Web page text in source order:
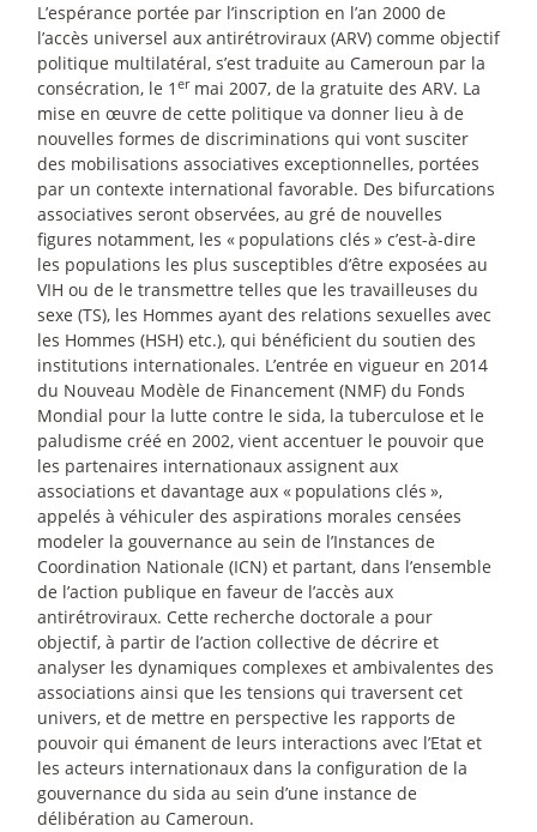
L’espérance portée par l’inscription en l’an 2000 de
l’accès universel aux antirétroviraux (ARV) comme objectif
politique multilatéral, s’est traduite au Cameroun par la
consécration, le 1 ermai 2007, de la gratuite des ARV. La
mise en œuvre de cette politique va donner lieu à de
nouvelles formes de discriminations qui vont susciter
des mobilisations associatives exceptionnelles, portées
par un contexte international favorable. Des bifurcations
associatives seront observées, au gré de nouvelles
figures notamment, les « populations clés » c’est-à-dire
les populations les plus susceptibles d’être exposées au
VIH ou de le transmettre telles que les travailleuses du
sexe (TS), les Hommes ayant des relations sexuelles avec
les Hommes (HSH) etc.), qui bénéficient du soutien des
institutions internationales. L’entrée en vigueur en 2014
du Nouveau Modèle de Financement (NMF) du Fonds
Mondial pour la lutte contre le sida, la tuberculose et le
paludisme créé en 2002, vient accentuer le pouvoir que
les partenaires internationaux assignent aux
associations et davantage aux « populations clés »,
appelés à véhiculer des aspirations morales censées
modeler la gouvernance au sein de l’Instances de
Coordination Nationale (ICN) et partant, dans l’ensemble
de l’action publique en faveur de l’accès aux
antirétroviraux. Cette recherche doctorale a pour
objectif, à partir de l’action collective de décrire et
analyser les dynamiques complexes et ambivalentes des
associations ainsi que les tensions qui traversent cet
univers, et de mettre en perspective les rapports de
pouvoir qui émanent de leurs interactions avec l’Etat et
les acteurs internationaux dans la configuration de la
gouvernance du sida au sein d’une instance de
délibération au Cameroun.